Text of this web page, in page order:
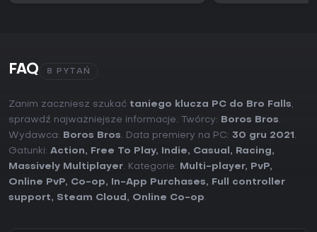
FAQ 8 PYTAŃ
Zanim zaczniesz szukać taniego klucza PC do Bro Falls,
sprawdź najważniejsze informacje. Twórcy:
Boros Bros.
Wydawca:
Boros Bros. Data premiery na PC: 30 gru 2021 .
Gatunki: Action, Free To Play, Indie, Casual , Racing,
Massively Multiplayer. Kategorie: Multi-player, PvP,
Online PvP, Co-op, In-App Purchases,
Full controller
support, Steam Cloud , Online Co-op.